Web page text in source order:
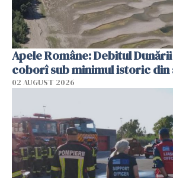
Apele Române: Debitul
coborî sub minimul istoric din
02 AUGUST 2026